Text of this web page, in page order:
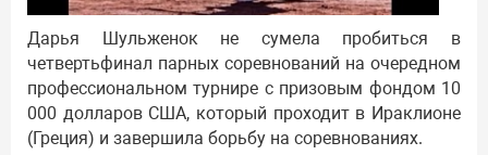
Дарья Шульженок не сумела пробиться в
четвертьфинал парных соревнований на очередном
профессиональном турнире с призовым фондом 10
000 долларов США, который проходит в Ираклионе
(Греция) и завершила борьбу на соревнованиях.